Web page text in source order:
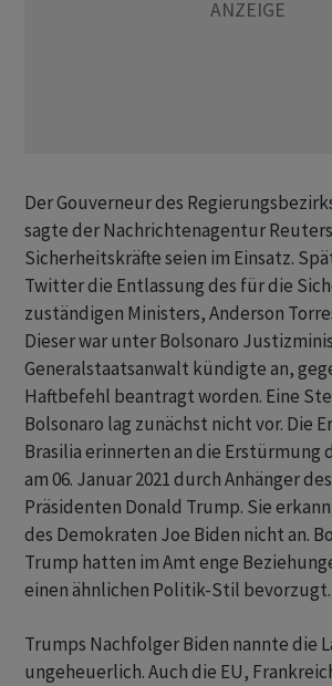
Der Gouverneur des
sagte der Nachrichtenagentur
Sicherheitskräfte seien im Einsatz.
Twitter die Entlassung des für die
zuständigen Ministers, Anderson
Dieser war unter Bolsonaro
Generalstaatsanwalt kündigte an,
Haftbefehl beantragt worden. Eine
Bolsonaro lag zunächst nicht vor. Die
Brasilia erinnerten an die Erstürmung
am 06. Januar 2021 durch Anhänger
Präsidenten Donald Trump. Sie
des Demokraten Joe Biden nicht an.
Trump hatten im Amt enge
einen ähnlichen Politik-Stil bevorzugt.
Trumps Nachfolger Biden nannte die
ungeheuerlich. Auch die EU,